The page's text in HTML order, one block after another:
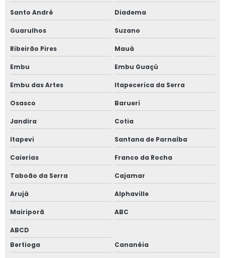
Santo André Diadema
Guarulhos Suzano
Ribeirão Pires Mauá
Embu Embu Guaçú
Embu das Artes Itapecerica da Serra
Osasco Barueri
Jandira Cotia
Itapevi Santana de Parnaíba
Caierias Franco da Rocha
Taboão da Serra Cajamar
Arujá Alphaville
Mairiporã ABC
ABCD
Bertioga
Cananéia